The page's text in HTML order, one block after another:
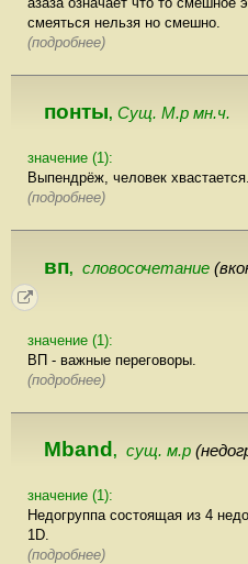
смеяться нельзя но смешно.
(подробнее)
понты, Сущ. М.р мн.ч.
значение (1):
Выпендрёж, человек хвастается.
(подробнее)
вп, словосочетание
значение (1):
ВП - важные переговоры.
(подробнее)
Mband, сущ. м.р
значение (1):
Недогруппа состоящая из 4
1D.
(подробнее)